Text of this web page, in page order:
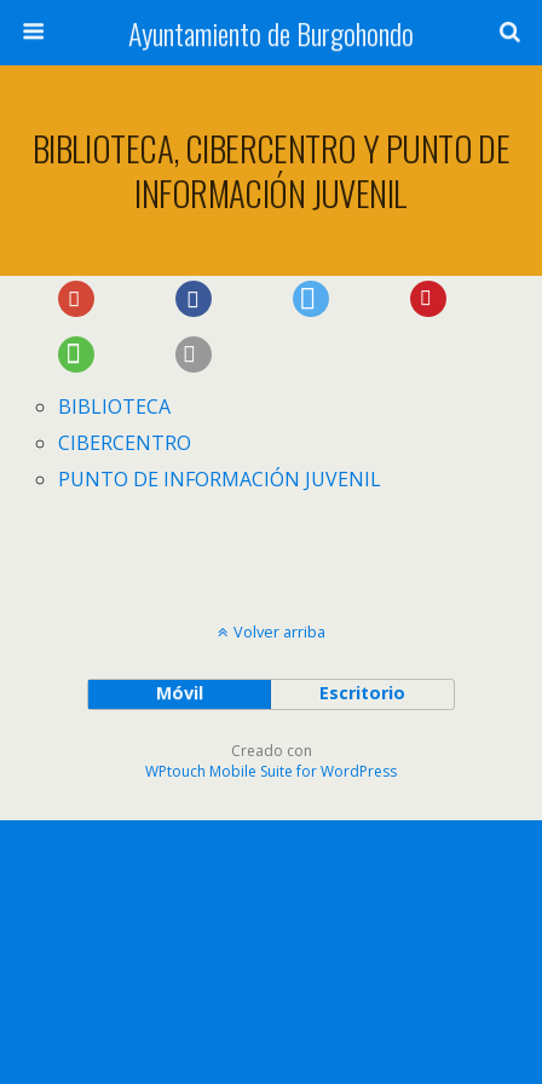
Ayuntamiento de Burgohondo
BIBLIOTECA, CIBERCENTRO Y PUNTO DE
INFORMACIÓN JUVENIL
BIBLIOTECA
CIBERCENTRO
PUNTO DE INFORMACIÓN JUVENIL
Volver arriba
Móvil Escritorio
Creado con
WPtouch Mobile Suite for WordPress